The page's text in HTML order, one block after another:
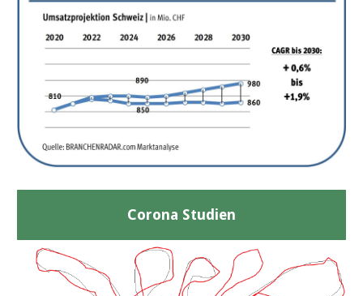
Corona Studien